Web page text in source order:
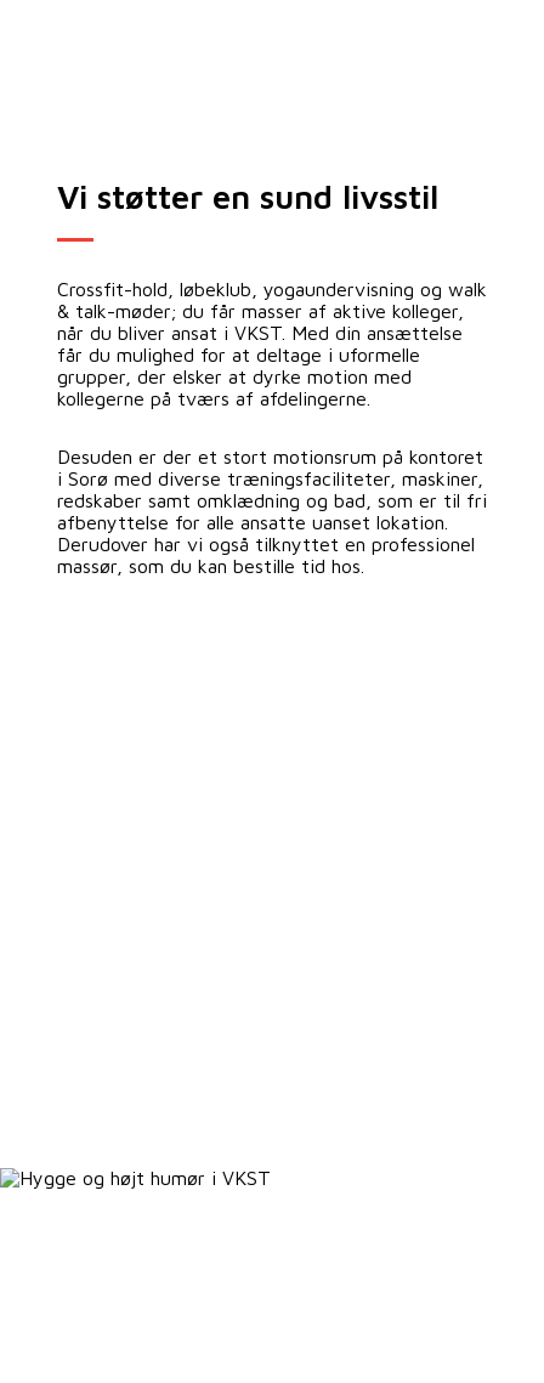
Vi støtter en sund livsstil
Crossfit-hold, løbeklub, yogaundervisning og walk
& talk-møder; du får masser af aktive kolleger,
når du bliver ansat i VKST. Med din ansættelse
får du mulighed for at deltage i uformelle
grupper, der elsker at dyrke motion med
kollegerne på tværs af afdelingerne.
Desuden er der et stort motionsrum på kontoret
i Sorø med diverse træningsfaciliteter, maskiner,
redskaber samt omklædning og bad, som er til fri
afbenyttelse for alle ansatte uanset lokation.
Derudover har vi også tilknyttet en professionel
massør, som du kan bestille tid hos.